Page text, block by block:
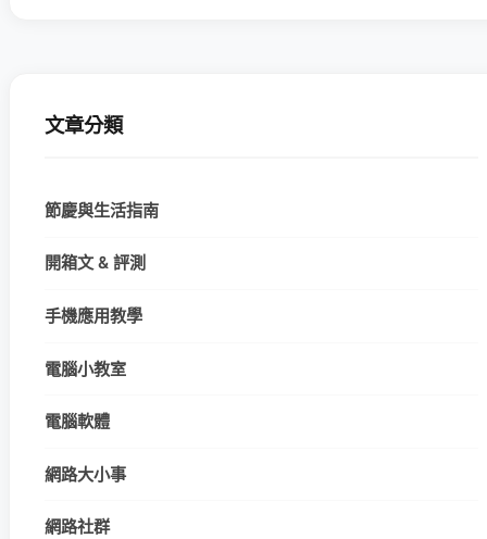
文章分類
節慶與生活指南
開箱文 & 評測
手機應用教學
電腦小教室
電腦軟體
網路大小事
網路社群